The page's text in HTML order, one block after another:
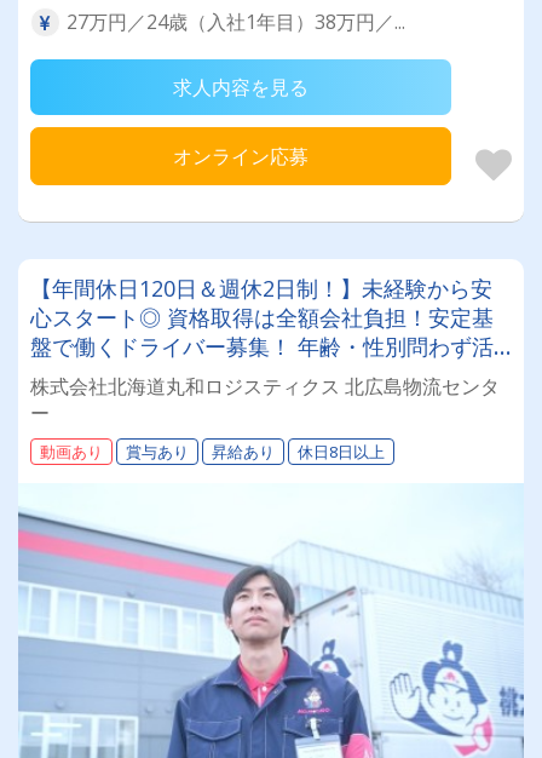
27万円／24歳（入社1年目）38万円／...
求人内容を見る
オンライン応募
【年間休日120日＆週休2日制！】未経験から安
心スタート◎ 資格取得は全額会社負担！安定基
盤で働くドライバー募集！ 年齢・性別問わず活
躍できるお仕事です✨
株式会社北海道丸和ロジスティクス 北広島物流センタ
ー
動画あり 賞与あり 昇給あり 休日8日以上